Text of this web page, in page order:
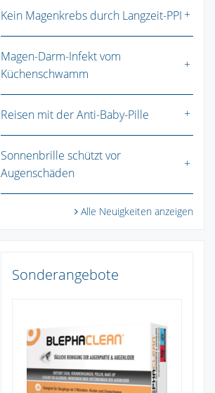
Kein Magenkrebs durch Langzeit-PPI
Magen-Darm-Infekt vom
Küchenschwamm
Reisen mit der Anti-Baby-Pille
Sonnenbrille schützt vor
Augenschäden
Alle Neuigkeiten anzeigen
Sonderangebote